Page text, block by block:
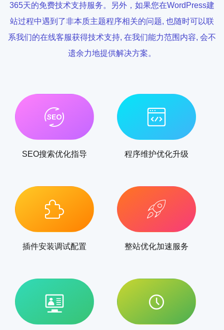
365天的免费技术支持服务。另外，如果您在WordPress建
站过程中遇到了非本质主题程序相关的问题, 也随时可以联
系我们的在线客服获得技术支持, 在我们能力范围内容, 会不
遗余力地提供解决方案。
SEO搜索优化指导 程序维护优化升级
插件安装调试配置 整站优化加速服务